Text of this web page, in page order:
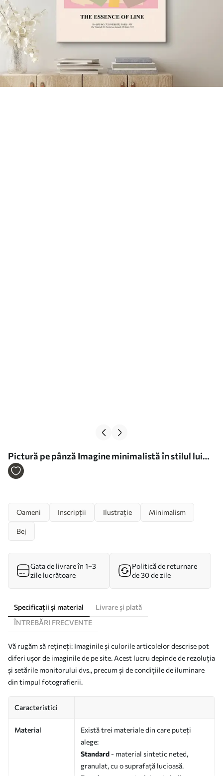
Pictură pe pânză Imagine minimalistă în stilul lui
Henri Matisse Nr s36306
Oameni Inscripții Ilustrație Minimalism
Bej
Gata de livrare în 1–3
zile lucrătoare
Politică de returnare
de 30 de zile
Specificații și material
Livrare și plată
ÎNTREBĂRI FRECVENTE
Vă rugăm să rețineți: Imaginile și culorile articolelor descrise pot
diferi ușor de imaginile de pe site. Acest lucru depinde de rezoluția
și setările monitorului dvs., precum și de condițiile de iluminare
din timpul fotografierii.
Caracteristici
Material
Există trei materiale din care puteți
alege:
Standard - material sintetic neted,
granulat, cu o suprafață lucioasă.